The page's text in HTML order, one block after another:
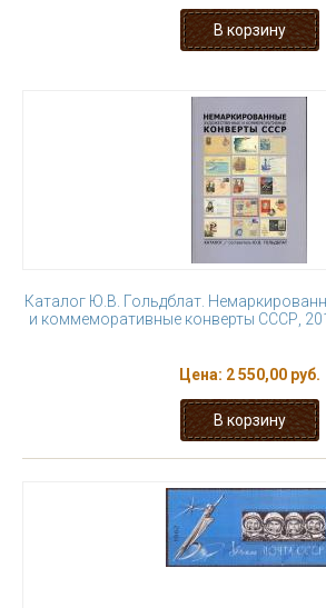
Каталог Ю.В. Гольдблат.
и коммеморативные конверты СССР,
Цена: 2 550,00 руб.